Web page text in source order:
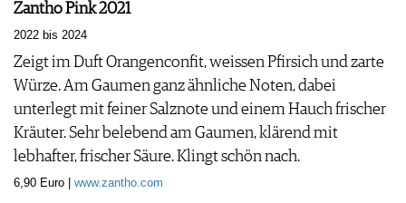
Zantho Pink 2021
2022 bis 2024
Zeigt im Duft Orangenconfit, weissen Pfirsich und zarte
Würze. Am Gaumen ganz ähnliche Noten, dabei
unterlegt mit feiner Salznote und einem Hauch frischer
Kräuter. Sehr belebend am Gaumen, klärend mit
lebhafter, frischer Säure. Klingt schön nach.
6,90 Euro | www.zantho.com